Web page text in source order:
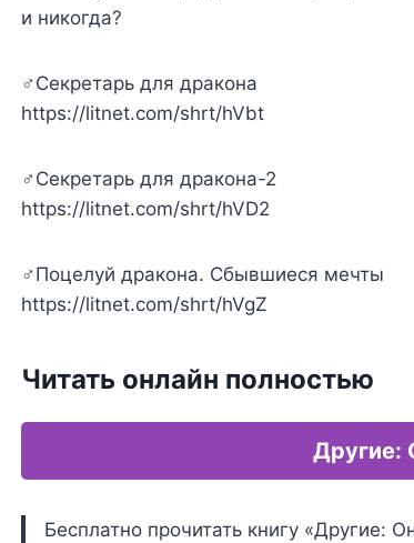
и никогда?
‍♂️Секретарь для дракона
https://litnet.com/shrt/hVbt
‍♂️Секретарь для дракона-2
https://litnet.com/shrt/hVD2
‍♂️Поцелуй дракона. Сбывшиеся мечты
https://litnet.com/shrt/hVgZ
Читать онлайн полностью
Другие:
Бесплатно прочитать книгу «Другие: